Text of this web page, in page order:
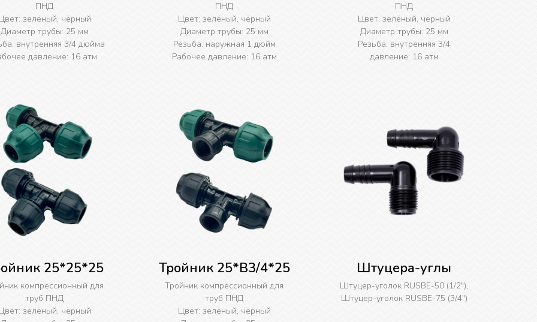
ПНД
зелёный, чёрный
Диаметр трубы: 25 мм
внутренняя 3/4 дюйма
давление: 16 атм
ПНД
Цвет: зелёный, чёрный
Диаметр трубы: 25 мм
Резьба: наружная 1 дюйм
Рабочее давление: 16 атм
ПНД
Цвет: зелёный, чёрный
Диаметр трубы: 25 мм
Резьба: внутренняя 3/4
давление: 16 атм
25*25*25
компрессионный для
труб ПНД
зелёный, чёрный
Тройник 25*B3/4*25
Тройник компрессионный для
труб ПНД
Цвет: зелёный, чёрный
Штуцера-углы
Штуцер-уголок RUSBE-50 (1/2"),
Штуцер-уголок RUSBE-75 (3/4")